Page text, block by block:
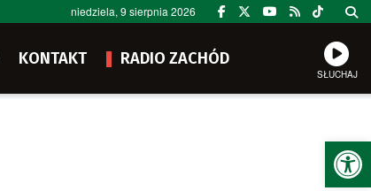
niedziela, 9 sierpnia 2026
KONTAKT RADIO ZACHÓD
SŁUCHAJ